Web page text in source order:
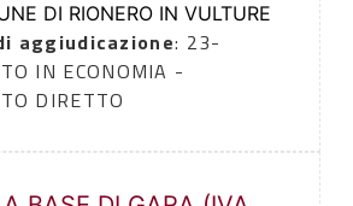
DI RIONERO IN VULTURE
aggiudicazione: 23-
IN ECONOMIA -
DIRETTO